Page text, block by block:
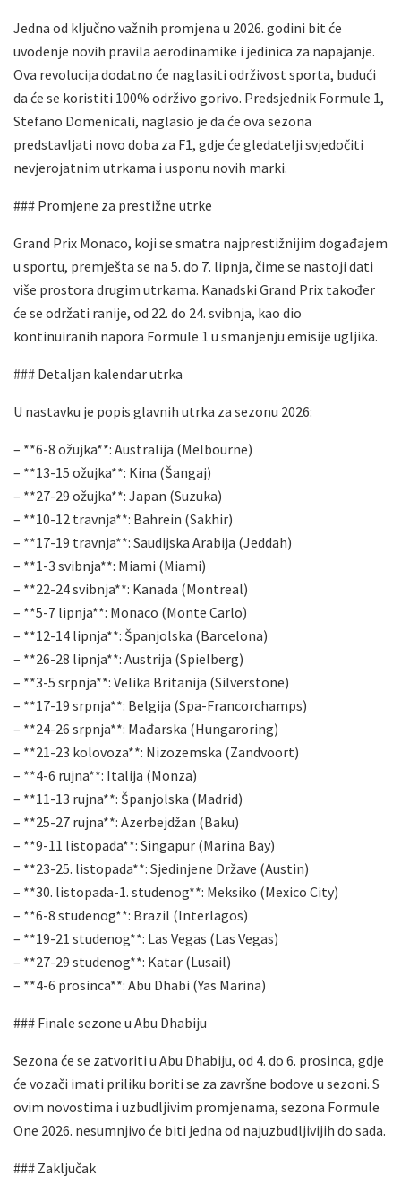
Jedna od ključno važnih promjena u 2026. godini bit će
uvođenje novih pravila aerodinamike i jedinica za napajanje.
Ova revolucija dodatno će naglasiti održivost sporta, budući
da će se koristiti 100% održivo gorivo. Predsjednik Formule 1,
Stefano Domenicali, naglasio je da će ova sezona
predstavljati novo doba za F1, gdje će gledatelji svjedočiti
nevjerojatnim utrkama i usponu novih marki.
### Promjene za prestižne utrke
Grand Prix Monaco, koji se smatra najprestižnijim događajem
u sportu, premješta se na 5. do 7. lipnja, čime se nastoji dati
više prostora drugim utrkama. Kanadski Grand Prix također
će se održati ranije, od 22. do 24. svibnja, kao dio
kontinuiranih napora Formule 1 u smanjenju emisije ugljika.
### Detaljan kalendar utrka
U nastavku je popis glavnih utrka za sezonu 2026:
– **6-8 ožujka**: Australija (Melbourne)
– **13-15 ožujka**: Kina (Šangaj)
– **27-29 ožujka**: Japan (Suzuka)
– **10-12 travnja**: Bahrein (Sakhir)
– **17-19 travnja**: Saudijska Arabija (Jeddah)
– **1-3 svibnja**: Miami (Miami)
– **22-24 svibnja**: Kanada (Montreal)
– **5-7 lipnja**: Monaco (Monte Carlo)
– **12-14 lipnja**: Španjolska (Barcelona)
– **26-28 lipnja**: Austrija (Spielberg)
– **3-5 srpnja**: Velika Britanija (Silverstone)
– **17-19 srpnja**: Belgija (Spa-Francorchamps)
– **24-26 srpnja**: Mađarska (Hungaroring)
– **21-23 kolovoza**: Nizozemska (Zandvoort)
– **4-6 rujna**: Italija (Monza)
– **11-13 rujna**: Španjolska (Madrid)
– **25-27 rujna**: Azerbejdžan (Baku)
– **9-11 listopada**: Singapur (Marina Bay)
– **23-25. listopada**: Sjedinjene Države (Austin)
– **30. listopada-1. studenog**: Meksiko (Mexico City)
– **6-8 studenog**: Brazil (Interlagos)
– **19-21 studenog**: Las Vegas (Las Vegas)
– **27-29 studenog**: Katar (Lusail)
– **4-6 prosinca**: Abu Dhabi (Yas Marina)
### Finale sezone u Abu Dhabiju
Sezona će se zatvoriti u Abu Dhabiju, od 4. do 6. prosinca, gdje
će vozači imati priliku boriti se za završne bodove u sezoni. S
ovim novostima i uzbudljivim promjenama, sezona Formule
One 2026. nesumnjivo će biti jedna od najuzbudljivijih do sada.
### Zaključak